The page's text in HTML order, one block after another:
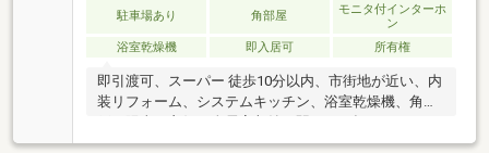
駐車場あり 角部屋
モニタ付インターホ
ン
浴室乾燥機
即入居可 所有権
即引渡可、スーパー 徒歩10分以内、市街地が近い、内
装リフォーム、システムキッチン、浴室乾燥機、角住
５畳以上、和室、始発駅、ハイルーフ駐車場空きあ